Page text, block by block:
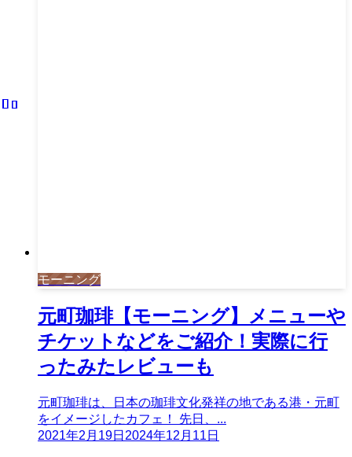
モーニング
元町珈琲【モーニング】メニューや
チケットなどをご紹介！実際に行
ったみたレビューも
元町珈琲は、日本の珈琲文化発祥の地である港・元町
をイメージしたカフェ！ 先日、...
2021年2月19日 2024年12月11日